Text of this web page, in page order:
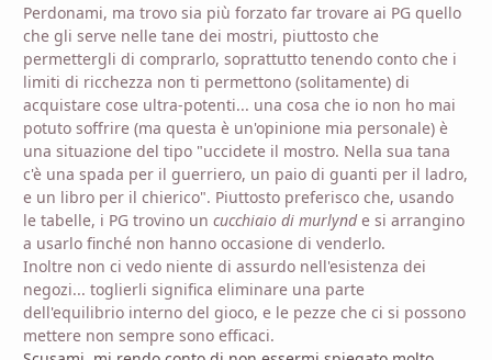
Perdonami, ma trovo sia più forzato far trovare ai PG quello
che gli serve nelle tane dei mostri, piuttosto che
permettergli di comprarlo, soprattutto tenendo conto che i
limiti di ricchezza non ti permettono (solitamente) di
acquistare cose ultra-potenti... una cosa che io non ho mai
potuto soffrire (ma questa è un'opinione mia personale) è
una situazione del tipo "uccidete il mostro. Nella sua tana
c'è una spada per il guerriero, un paio di guanti per il ladro,
e un libro per il chierico". Piuttosto preferisco che, usando
le tabelle, i PG trovino un cucchiaio di murlynde si arrangino
a usarlo finché non hanno occasione di venderlo.
Inoltre non ci vedo niente di assurdo nell'esistenza dei
negozi... toglierli significa eliminare una parte
dell'equilibrio interno del gioco, e le pezze che ci si possono
mettere non sempre sono efficaci.